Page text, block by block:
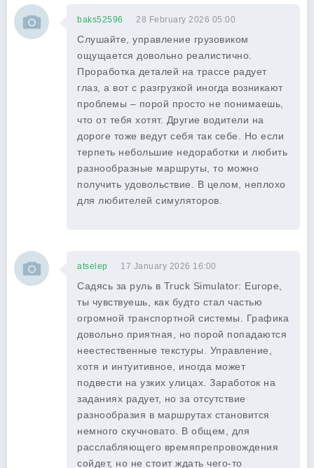
baks52596 28 February 2026 05:00
Слушайте, управление грузовиком
ощущается довольно реалистично.
Проработка деталей на трассе радует
глаз, а вот с разгрузкой иногда возникают
проблемы – порой просто не понимаешь,
что от тебя хотят. Другие водители на
дороге тоже ведут себя так себе. Но если
терпеть небольшие недоработки и любить
разнообразные маршруты, то можно
получить удовольствие. В целом, неплохо
для любителей симуляторов.
atselep 17 January 2026 16:00
Садясь за руль в Truck Simulator: Europe,
ты чувствуешь, как будто стал частью
огромной транспортной системы. Графика
довольно приятная, но порой попадаются
неестественные текстуры. Управление,
хотя и интуитивное, иногда может
подвести на узких улицах. Заработок на
заданиях радует, но за отсутствие
разнообразия в маршрутах становится
немного скучновато. В общем, для
расслабляющего времяпрепровождения
сойдет, но не стоит ждать чего-то